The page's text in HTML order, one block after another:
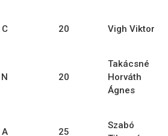
C 20 Vigh Viktor
N 20
Takácsné
Horváth
Ágnes
A 25
Szabó